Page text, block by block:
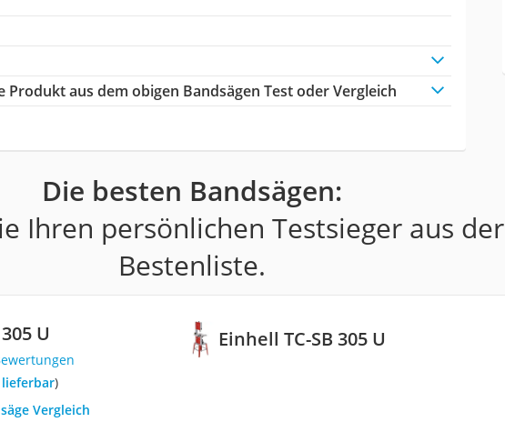
Produkt aus dem obigen Bandsägen Test oder Vergleich
Die besten Bandsägen:
Ihren persönlichen Testsieger aus der
Bestenliste.
Einhell TC-SB 305 U
U
lieferbar)
Vergleich